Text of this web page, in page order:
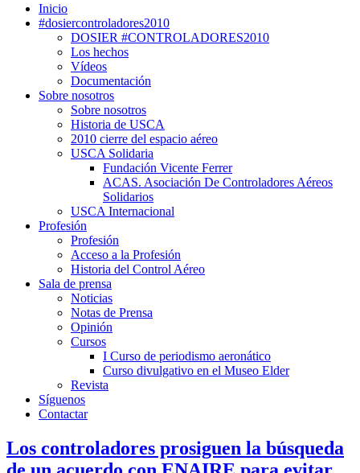
Inicio
#dosiercontroladores2010
DOSIER #CONTROLADORES2010
Los hechos
Vídeos
Documentación
Sobre nosotros
Sobre nosotros
Historia de USCA
2010 cierre del espacio aéreo
USCA Solidaria
Fundación Vicente Ferrer
ACAS. Asociación De Controladores Aéreos
Solidarios
USCA Internacional
Profesión
Profesión
Acceso a la Profesión
Historia del Control Aéreo
Sala de prensa
Noticias
Notas de Prensa
Opinión
Cursos
I Curso de periodismo aeronático
Curso divulgativo en el Museo Elder
Revista
Síguenos
Contactar
Los controladores prosiguen la búsqueda